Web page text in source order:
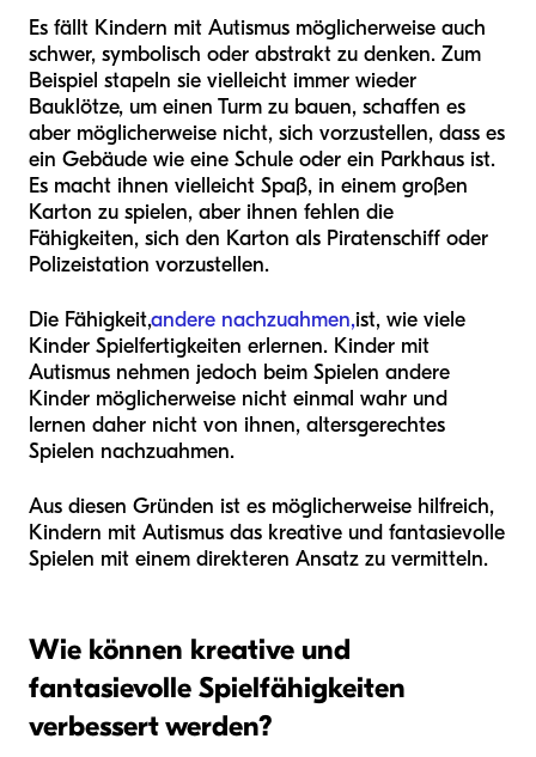
Es fällt Kindern mit Autismus möglicherweise auch
schwer, symbolisch oder abstrakt zu denken. Zum
Beispiel stapeln sie vielleicht immer wieder
Bauklötze, um einen Turm zu bauen, schaffen es
aber möglicherweise nicht, sich vorzustellen, dass es
ein Gebäude wie eine Schule oder ein Parkhaus ist.
Es macht ihnen vielleicht Spaß, in einem großen
Karton zu spielen, aber ihnen fehlen die
Fähigkeiten, sich den Karton als Piratenschiff oder
Polizeistation vorzustellen.
Die Fähigkeit,andere nachzuahmen,ist, wie viele
Kinder Spielfertigkeiten erlernen. Kinder mit
Autismus nehmen jedoch beim Spielen andere
Kinder möglicherweise nicht einmal wahr und
lernen daher nicht von ihnen, altersgerechtes
Spielen nachzuahmen.
Aus diesen Gründen ist es möglicherweise hilfreich,
Kindern mit Autismus das kreative und fantasievolle
Spielen mit einem direkteren Ansatz zu vermitteln.
Wie können kreative und
fantasievolle Spielfähigkeiten
verbessert werden?